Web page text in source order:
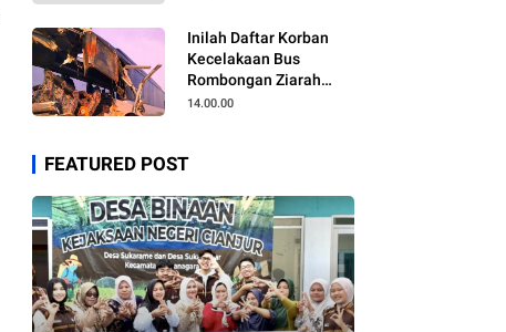
Inilah Daftar Korban
Kecelakaan Bus
Rombongan Ziarah
Walisongo Pesantren
14.00.00
FEATURED POST